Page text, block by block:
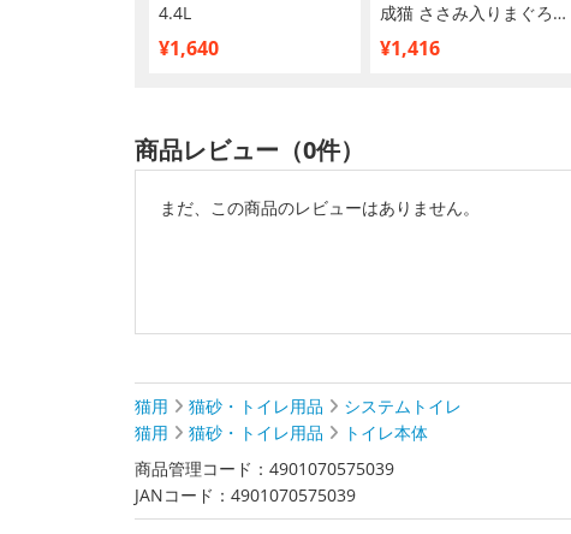
4.4L
¥1,640
成猫 ささみ入りまぐろと
かつお 30g×12袋【まと
め買い】
¥1,416
商品レビュー（0件）
まだ、この商品のレビューはありません。
猫用 猫砂・トイレ用品
システムトイレ
猫用
猫砂・トイレ用品
トイレ本体
商品管理コード：4901070575039
JANコード：4901070575039